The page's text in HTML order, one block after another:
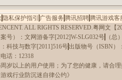
隐私保护指引 广告服务 腾讯招聘 腾讯游戏客
ALL RIGHTS RESERVED.粤网文【
号）：文网游备字[2012]W-SLG032号
（总
科技与数字[2011]516号出版物号（ISBN）
话：12318
岁以上的用户使用；为了您的健康，请合理
戏行业防沉迷自律公约》